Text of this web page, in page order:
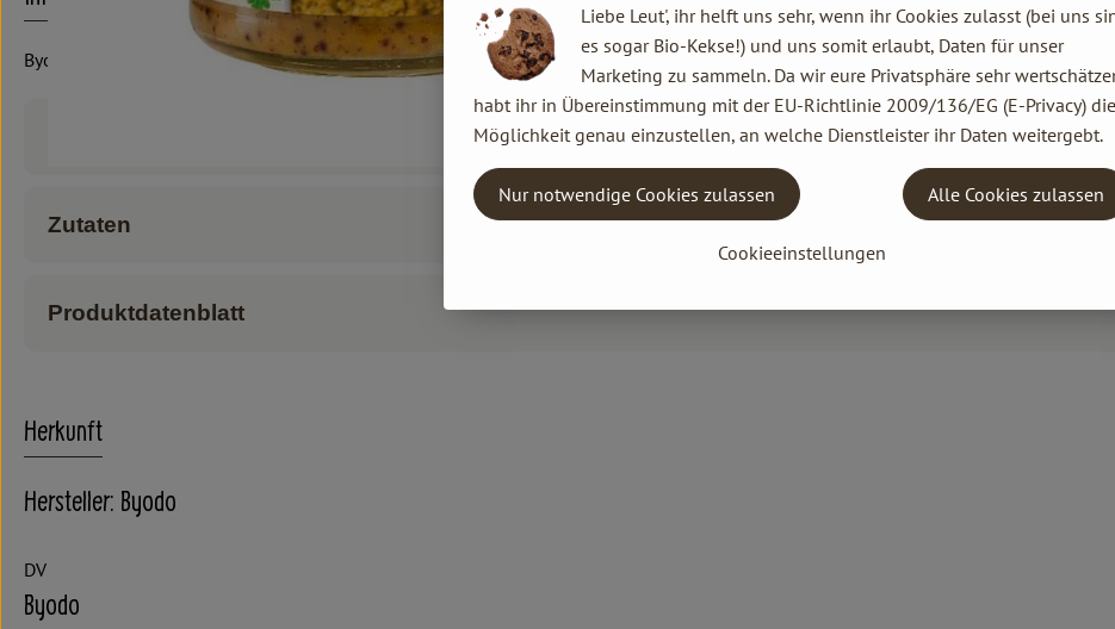
Byodo
Zutaten
Produktdatenblatt
Herkunft
Hersteller: Byodo
DV
Byodo
Liebe Leut', ihr helft uns sehr, wenn ihr Cookies zulasst (bei uns
es sogar Bio-Kekse!) und uns somit erlaubt, Daten für unser
Marketing zu sammeln. Da wir eure Privatsphäre sehr
habt ihr in Übereinstimmung mit der EU-Richtlinie 2009/136/EG (E-Privacy) die
Möglichkeit genau einzustellen, an welche Dienstleister ihr Daten weitergebt.
Cookieeinstellungen
Nur notwendige Cookies zulassen Alle Cookies zulassen